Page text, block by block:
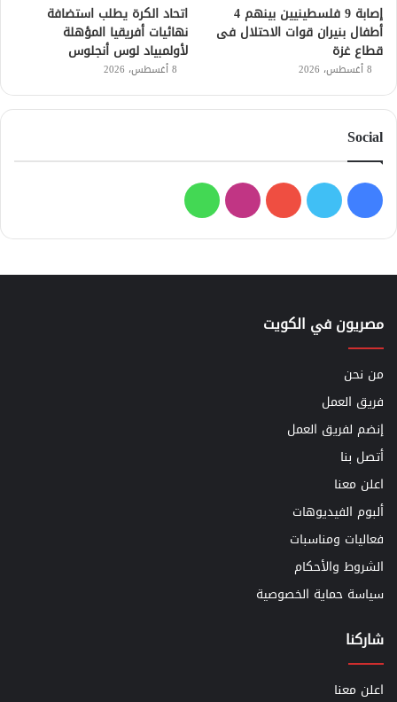
إصابة 9 فلسطينيين بينهم 4
أطفال بنيران قوات الاحتلال فى
قطاع غزة
8 أغسطس، 2026
اتحاد الكرة يطلب استضافة
نهائيات أفريقيا المؤهلة
لأولمبياد لوس أنجلوس
8 أغسطس، 2026
Social
فيسبوك
تويتر يوتيوبانستقرامواتساب
مصريون في الكويت
من نحن
فريق العمل
إنضم لفريق العمل
أتصل بنا
اعلن معنا
ألبوم الفيديوهات
فعاليات ومناسبات
الشروط والأحكام
سياسة حماية الخصوصية
شاركنا
اعلن معنا